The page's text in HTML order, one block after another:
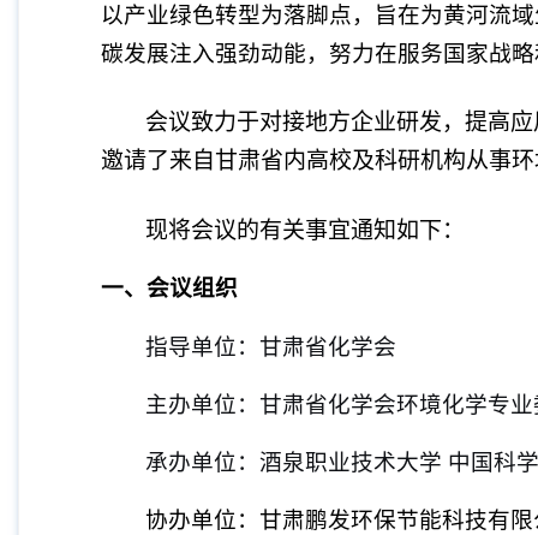
以产业绿色转型为落脚点，旨在为黄河流
碳发展注入强劲动能，努力在服务国家战
会议致力于对接地方企业研发，提高
邀请了来自甘肃省内高校及科研机构从事
现将会议的有关事宜通知如下：
一、会议组织
指导单位：甘肃省化学会
主办单位：甘肃省化学会环境化学专
承办单位：酒泉职业技术大学 中国科
协办单位：甘肃鹏发环保节能科技有